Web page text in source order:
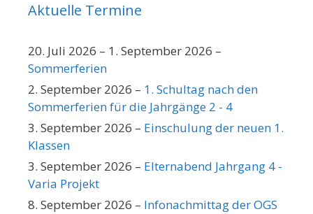
Aktuelle Termine
20. Juli 2026 – 1. September 2026 –
Sommerferien
2. September 2026 – 1. Schultag nach den
Sommerferien für die Jahrgänge 2 - 4
3. September 2026 – Einschulung der neuen 1.
Klassen
3. September 2026 – Elternabend Jahrgang 4 -
Varia Projekt
8. September 2026 – Infonachmittag der OGS